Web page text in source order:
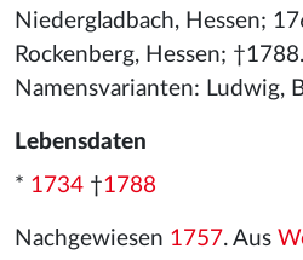
Niedergladbach, Hessen;
Rockenberg, Hessen;
Namensvarianten: Ludwig,
Lebensdaten
* 1734 †1788
Nachgewiesen 1757. Aus